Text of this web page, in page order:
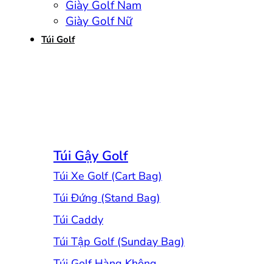
Giày Golf Nam
Giày Golf Nữ
Túi Golf
Túi Gậy Golf
Túi Xe Golf (Cart Bag)
Túi Đứng (Stand Bag)
Túi Caddy
Túi Tập Golf (Sunday Bag)